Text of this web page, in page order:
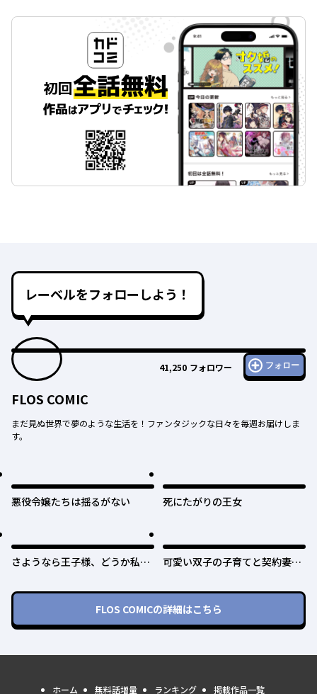
レーベルをフォローしよう！
41,250 フォロワー フォロー
FLOS COMIC
まだ見ぬ世界で夢のような生活を！ファンタジックな日々を毎週お届けしま
す。
悪役令嬢たちは揺るがない 死にたがりの王女
さようなら王子様、どうか私の
可愛い双子の子育てと契約妻は
FLOS COMICの詳細はこちら
ホーム 無料話増量 ランキング 掲載作品一覧